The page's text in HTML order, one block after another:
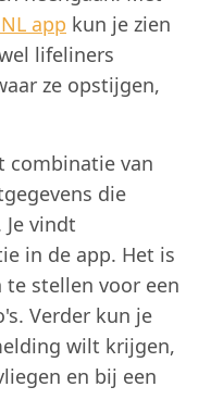
app kun je zien
lifeliners
ze opstijgen,
combinatie van
die
vindt
in de app. Het is
stellen voor een
Verder kun je
wilt krijgen,
en bij een